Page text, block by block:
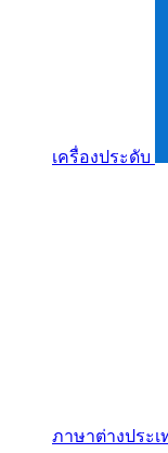
เครื่องประดับ
ภาษาต่างประเ